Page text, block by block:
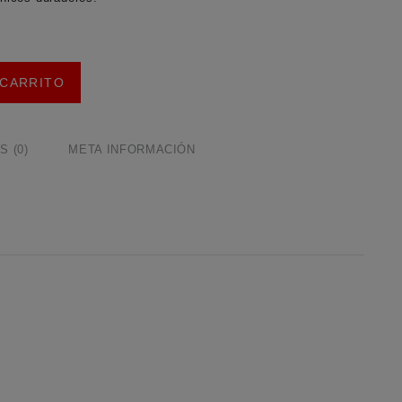
(0) META INFORMACIÓN